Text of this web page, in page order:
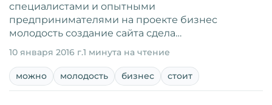
специалистами и опытными
предпринимателями на проекте бизнес
молодость создание сайта сдела…
10 января 2016 г.1 минута на чтение
можно молодость бизнес стоит